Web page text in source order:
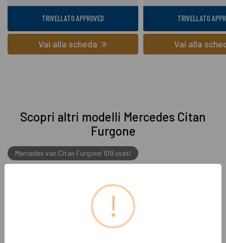
TRIVELLATO APPROVED
Vai alla scheda
TRIVELLATO
Vai alla
Scopri altri modelli Mercedes Citan
Furgone
Mercedes van Citan Furgone 109 usati
Mercedes van Citan Furgone 111 usati
Mercedes van Citan Furgone 112 usati
Mercedes van Citan Furgone 45 usati